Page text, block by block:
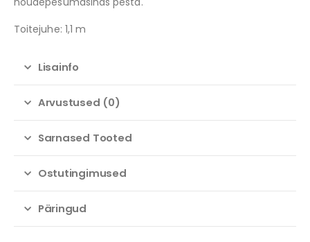
Toitejuhe: 1,1 m
Lisainfo
Arvustused (0)
Sarnased Tooted
Ostutingimused
Päringud